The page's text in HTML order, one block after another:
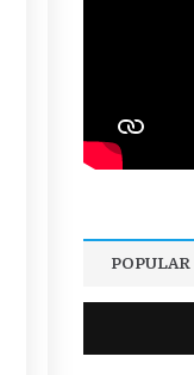
POPULAR